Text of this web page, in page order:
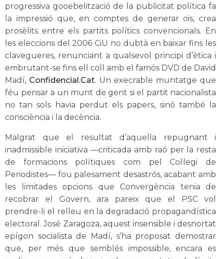
progressiva gooebelització de la publicitat política fa
la impressió que, en comptes de generar ois, crea
prosèlits entre els partits polítics convencionals. En
les eleccions del 2006 CiU no dubtà en baixar fins les
clavegueres, renunciant a qualsevol principi d’ètica i
embrutant-se fins ell coll amb el famós DVD de David
Madí, Confidencial.Cat. Un execrable muntatge que
féu pensar a un munt de gent si el partit nacionalista
no tan sols havia perdut els papers, sinó també la
consciència i la decència.
Malgrat que el resultat d’aquella repugnant i
inadmissible iniciativa —criticada amb raó per la resta
de formacions polítiques com pel Col·legi de
Periodistes— fou palesament desastrós, acabant amb
les limitades opcions que Convergència tenia de
recobrar el Govern, ara pareix que el PSC vol
prendre-li el relleu en la degradació propagandística
electoral. José Zaragoza, aquest insensible i desnortat
epígon socialista de Madí, s’ha proposat demostrar
que, per més que semblés impossible, encara es